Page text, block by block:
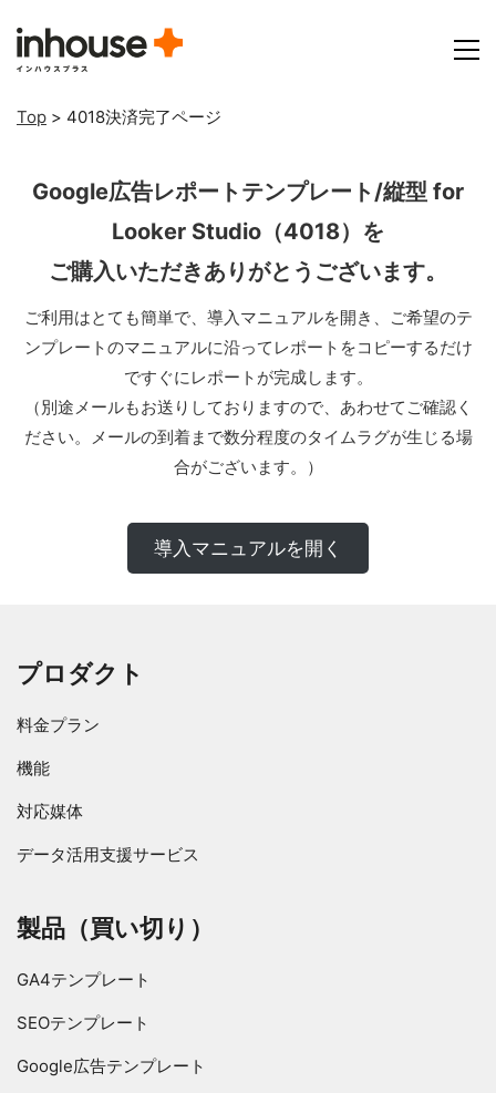
Top > 4018決済完了ページ
Google広告レポートテンプレート/縦型 for
Looker Studio（4018）を
ご購入いただきありがとうございます。
ご利用はとても簡単で、導入マニュアルを開き、ご希望のテ
ンプレートのマニュアルに沿ってレポートをコピーするだけ
ですぐにレポートが完成します。
（別途メールもお送りしておりますので、あわせてご確認く
ださい。メールの到着まで数分程度のタイムラグが生じる場
合がございます。）
導入マニュアルを開く
プロダクト
料金プラン
機能
対応媒体
データ活用支援サービス
製品（買い切り）
GA4テンプレート
SEOテンプレート
Google広告テンプレート